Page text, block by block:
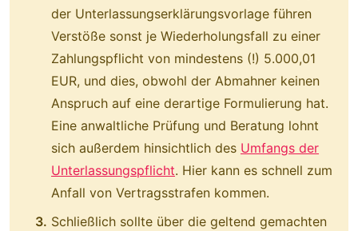
der Unterlassungserklärungsvorlage führen
Verstöße sonst je Wiederholungsfall zu einer
Zahlungspflicht von mindestens (!) 5.000,01
EUR, und dies, obwohl der Abmahner keinen
Anspruch auf eine derartige Formulierung hat.
Eine anwaltliche Prüfung und Beratung lohnt
sich außerdem hinsichtlich des Umfangs der
Unterlassungspflicht. Hier kann es schnell zum
Anfall von Vertragsstrafen kommen.
Schließlich sollte über die geltend gemachten